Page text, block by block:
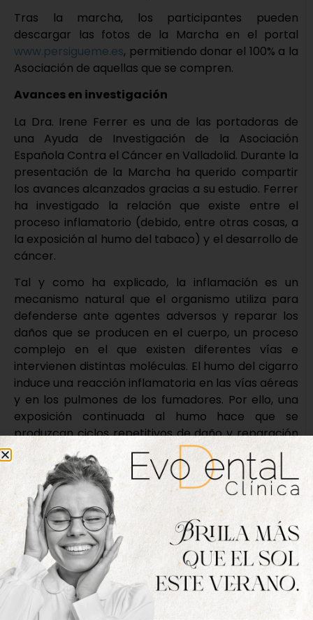
Tras la marcha, los participantes pueden
descargar las fotos de la Marcha en el portal
www.persigueme.es, permitiendo donar el 100% a la
Asociación de aquellas que se compren.
Avances en investigación
La Dra. Irene Ferrer es una de las portadoras de
una Ayuda de Investigación de la Asociación
Española Contra el Cáncer en Valladolid. Durante la
presentación de la Marcha ha querido compartir
los avances alcanzados gracias a su estudio. Ferrer
ha investigado la relación que existe entre el
proceso inflamatorio (debido, entre otras cosas, a
la exposición al humo del tabaco) y el desarrollo de
cáncer.
Tal y como ha explicado, la inflamación es un
mecanismo natural que el organismo utiliza para
defenderse ante agentes adversos y reparar los
daños que se producen en el cuerpo, un proceso
complejo en el que existen diferentes vías e
intervienen distintas moléculas. El humo del cigarro
induce una reacción inflamatoria en las vías aéreas
y en los pulmones de los fumadores. Por ello, una
exposición continuada al humo hace que se
produzcan ciclos repetitivos de daño y reparación
del tejido pulmonar, lo que puede favorecer la
generación de un tumor. Además, la inflamación
promueve un ambiente favorable para el
crecimiento de las células tumorales.
En este aspecto, el grupo de investigación en el que
trabaja la Dra. Ferrer describió que una molécula
inflamatoria, llamada IL-11, puede servir como
nuevo biomarcador, un signo que permite
identificar un tumor a tiempo (diagnóstico precoz)
y conocer sus características. Además, esta